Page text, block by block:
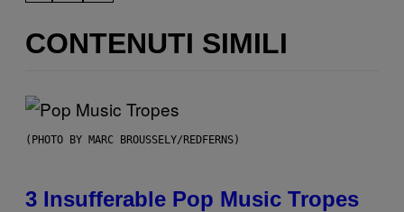
CONTENUTI SIMILI
(PHOTO BY MARC BROUSSELY/REDFERNS)
3 Insufferable Pop Music Tropes